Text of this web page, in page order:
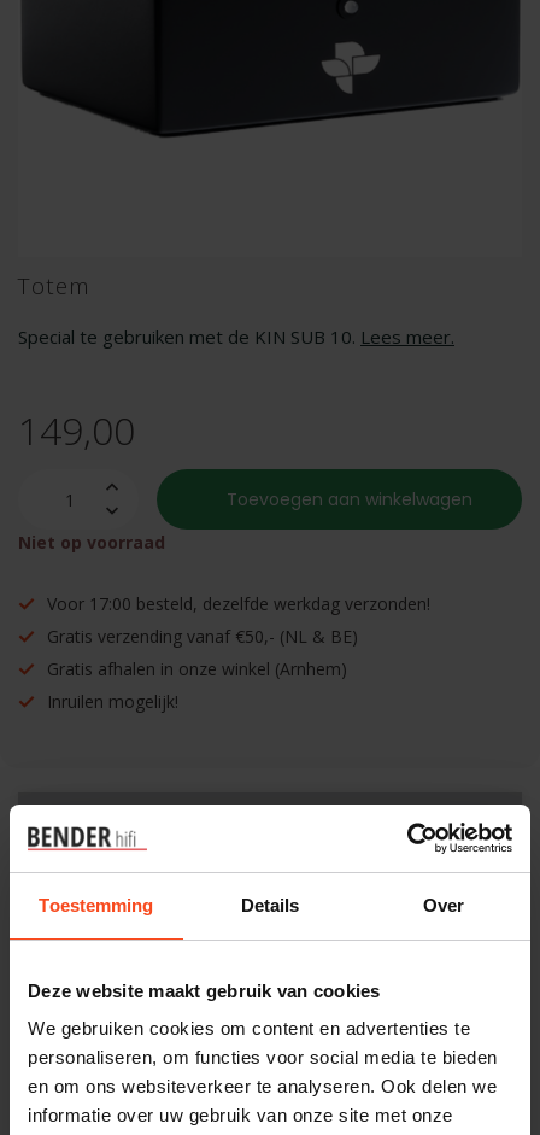
Toestemming Details Over
Deze website maakt gebruik van cookies
We gebruiken cookies om content en advertenties te
personaliseren, om functies voor social media te bieden
en om ons websiteverkeer te analyseren. Ook delen we
informatie over uw gebruik van onze site met onze
Totem
Special te gebruiken met de KIN SUB 10. Lees meer.
149,00
Toevoegen aan winkelwagen
Niet op voorraad
Voor 17:00 besteld, dezelfde werkdag verzonden!
Gratis verzending vanaf €50,- (NL & BE)
Gratis afhalen in onze winkel (Arnhem)
Inruilen mogelijk!
Benieuwd naar dit product?
Plan kosteloos een luisterafspraak. Of heb je hulp
nodig bij je bestelling? Neem contact op met onze
klantenservice.
Interesse in product
Maak een luisterafspraak